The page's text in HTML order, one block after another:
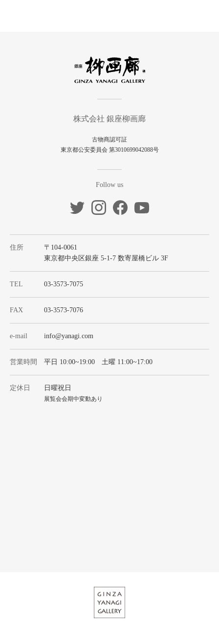
株式会社 銀座柳画廊
古物商認可証
東京都公安委員会 第3010699042088号
Follow us
住所
〒104-0061
東京都中央区銀座 5-1-7 数寄屋橋ビル 3F
TEL 03-3573-7075
FAX 03-3573-7076
e-mail info@yanagi.com
営業時間 平日 10:00~19:00 土曜 11:00~17:00
定休日 日曜祝日
展覧会会期中変動あり